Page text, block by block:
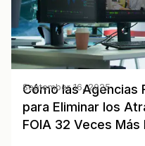
Cómo las Agencias
para Eliminar los
FOIA 32 Veces Más
September 16, 2025